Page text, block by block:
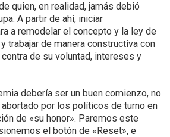
quien, en realidad, jamás debió
A partir de ahí, iniciar
a remodelar el concepto y la ley de
trabajar de manera constructiva con
de su voluntad, intereses y
debería ser un buen comienzo, no
por los políticos de turno en
de «su honor». Paremos este
el botón de «Reset», e